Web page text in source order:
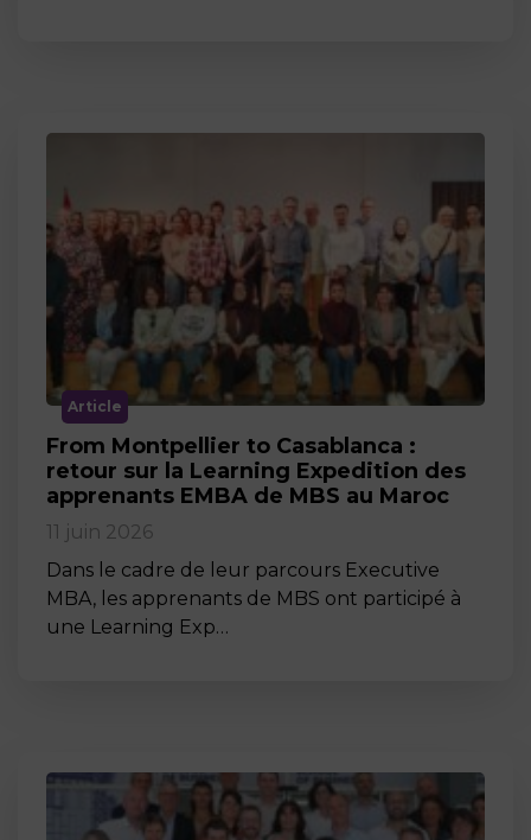
Article
From Montpellier to Casablanca :
retour sur la Learning Expedition des
apprenants EMBA de MBS au Maroc
11 juin 2026
Dans le cadre de leur parcours Executive
MBA, les apprenants de MBS ont participé à
une Learning Exp…